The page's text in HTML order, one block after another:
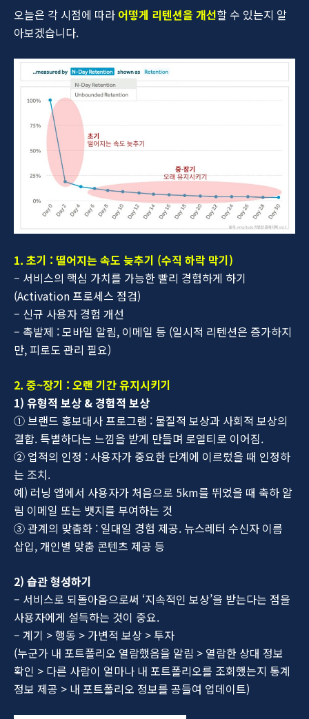
오늘은 각 시점에 따라 어떻게 리텐션을 개선할 수 있는지 알
아보겠습니다.
1. 초기 : 떨어지는 속도 늦추기 (수직 하락 막기)
– 서비스의 핵심 가치를 가능한 빨리 경험하게 하기
(Activation 프로세스 점검)
– 신규 사용자 경험 개선
– 촉발제 : 모바일 알림, 이메일 등 (일시적 리텐션은 증가하지
만, 피로도 관리 필요)
2. 중~장기 : 오랜 기간 유지시키기
1) 유형적 보상 & 경험적 보상
① 브랜드 홍보대사 프로그램 : 물질적 보상과 사회적 보상의
결합. 특별하다는 느낌을 받게 만들며 로열티로 이어짐.
② 업적의 인정 : 사용자가 중요한 단계에 이르렀을 때 인정하
는 조치.
예) 러닝 앱에서 사용자가 처음으로 5km를 뛰었을 때 축하 알
림 이메일 또는 뱃지를 부여하는 것
③ 관계의 맞춤화 : 일대일 경험 제공. 뉴스레터 수신자 이름
삽입, 개인별 맞춤 콘텐츠 제공 등
2) 습관 형성하기
– 서비스로 되돌아옴으로써 ‘지속적인 보상’을 받는다는 점을
사용자에게 설득하는 것이 중요.
– 계기 > 행동 > 가변적 보상 > 투자
(누군가 내 포트폴리오 열람했음을 알림 > 열람한 상대 정보
확인 > 다른 사람이 얼마나 내 포트폴리오를 조회했는지 통계
정보 제공 > 내 포트폴리오 정보를 공들여 업데이트)